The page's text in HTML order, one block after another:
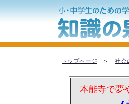
トップページ ＞ 社会
本能寺で夢